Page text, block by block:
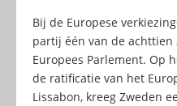
Bij de Europese
partij één van de
Europees Parlement. Op
de ratificatie van het
Lissabon, kreeg Zweden